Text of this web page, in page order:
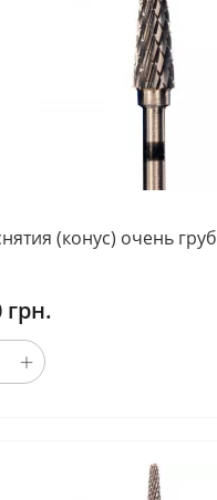
(конус) очень
грн.